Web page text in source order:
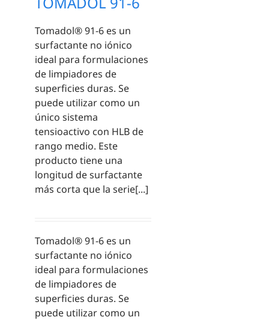
Tomadol® 91-6 es un
surfactante no iónico
ideal para formulaciones
de limpiadores de
superficies duras. Se
puede utilizar como un
único sistema
tensioactivo con HLB de
rango medio. Este
producto tiene una
longitud de surfactante
más corta que la serie[...]
Tomadol® 91-6 es un
surfactante no iónico
ideal para formulaciones
de limpiadores de
superficies duras. Se
puede utilizar como un